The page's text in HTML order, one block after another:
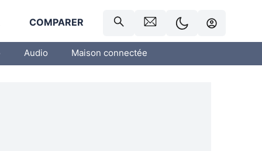
COMPARER
Audio Maison connectée